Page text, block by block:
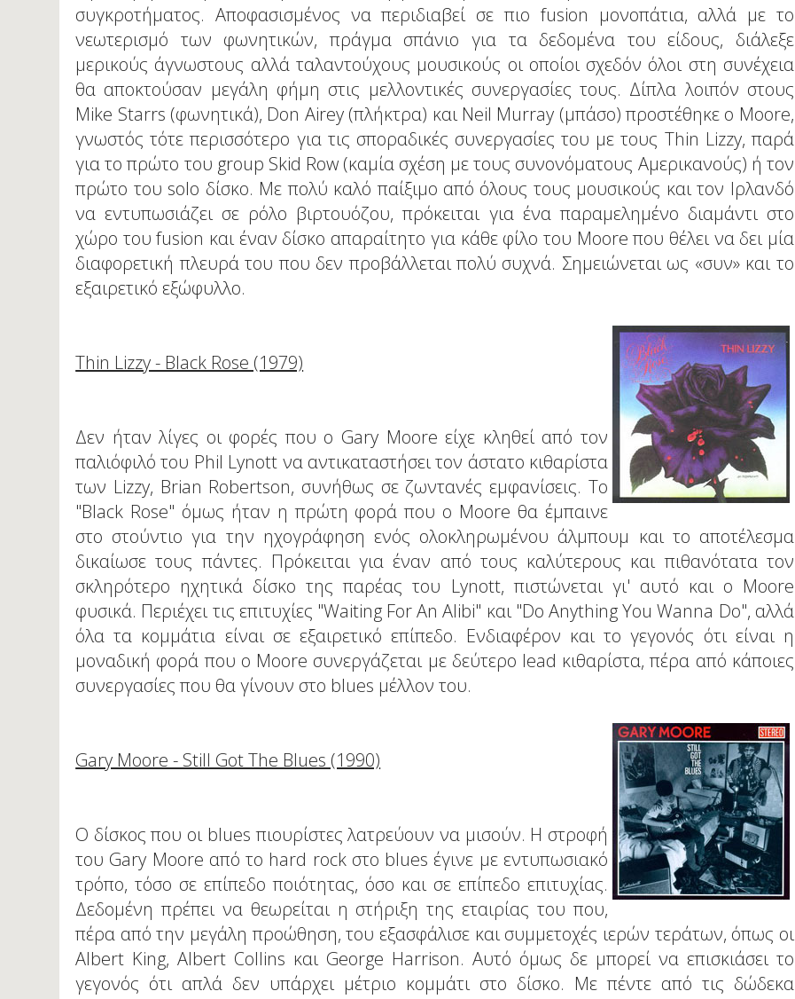
συγκροτήματος. Αποφασισμένος να περιδιαβεί σε πιο fusion μονοπάτια, αλλά με το
νεωτερισμό των φωνητικών, πράγμα σπάνιο για τα δεδομένα του είδους, διάλεξε
μερικούς άγνωστους αλλά ταλαντούχους μουσικούς οι οποίοι σχεδόν όλοι στη συνέχεια
θα αποκτούσαν μεγάλη φήμη στις μελλοντικές συνεργασίες τους. Δίπλα λοιπόν στους
Mike Starrs (φωνητικά), Don Airey (πλήκτρα) και Neil Murray (μπάσο) προστέθηκε ο Moore,
γνωστός τότε περισσότερο για τις σποραδικές συνεργασίες του με τους Thin Lizzy, παρά
για το πρώτο του group Skid Row (καμία σχέση με τους συνονόματους Αμερικανούς) ή τον
πρώτο του solo δίσκο. Με πολύ καλό παίξιμο από όλους τους μουσικούς και τον Ιρλανδό
να εντυπωσιάζει σε ρόλο βιρτουόζου, πρόκειται για ένα παραμελημένο διαμάντι στο
χώρο του fusion και έναν δίσκο απαραίτητο για κάθε φίλο του Moore που θέλει να δει μία
διαφορετική πλευρά του που δεν προβάλλεται πολύ συχνά. Σημειώνεται ως «συν» και το
εξαιρετικό εξώφυλλο.
Thin Lizzy - Black Rose (1979)
Δεν ήταν λίγες οι φορές που ο Gary Moore είχε κληθεί από τον
παλιόφιλό του Phil Lynott να αντικαταστήσει τον άστατο κιθαρίστα
των Lizzy, Brian Robertson, συνήθως σε ζωντανές εμφανίσεις. Το
"Black Rose" όμως ήταν η πρώτη φορά που ο Moore θα έμπαινε
στο στούντιο για την ηχογράφηση ενός ολοκληρωμένου άλμπουμ και το αποτέλεσμα
δικαίωσε τους πάντες. Πρόκειται για έναν από τους καλύτερους και πιθανότατα τον
σκληρότερο ηχητικά δίσκο της παρέας του Lynott, πιστώνεται γι' αυτό και ο Moore
φυσικά. Περιέχει τις επιτυχίες "Waiting For An Alibi" και "Do Anything You Wanna Do", αλλά
όλα τα κομμάτια είναι σε εξαιρετικό επίπεδο. Ενδιαφέρον και το γεγονός ότι είναι η
μοναδική φορά που ο Moore συνεργάζεται με δεύτερο lead κιθαρίστα, πέρα από κάποιες
συνεργασίες που θα γίνουν στο blues μέλλον του.
Gary Moore - Still Got The Blues (1990)
Ο δίσκος που οι blues πιουρίστες λατρεύουν να μισούν. Η στροφή
του Gary Moore από το hard rock στο blues έγινε με εντυπωσιακό
τρόπο, τόσο σε επίπεδο ποιότητας, όσο και σε επίπεδο επιτυχίας.
Δεδομένη πρέπει να θεωρείται η στήριξη της εταιρίας του που,
πέρα από την μεγάλη προώθηση, του εξασφάλισε και συμμετοχές ιερών τεράτων, όπως οι
Albert King, Albert Collins και George Harrison. Αυτό όμως δε μπορεί να επισκιάσει το
γεγονός ότι απλά δεν υπάρχει μέτριο κομμάτι στο δίσκο. Με πέντε από τις δώδεκα